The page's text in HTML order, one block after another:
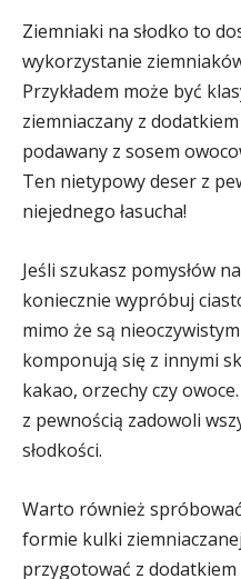
Ziemniaki na słodko to
wykorzystanie
Przykładem może być
ziemniaczany z
podawany z sosem
Ten nietypowy deser z
niejednego łasucha!
Jeśli szukasz pomysłów
koniecznie wypróbuj
mimo że są
komponują się z innymi
kakao, orzechy czy
z pewnością zadowoli
słodkości.
Warto również
formie kulki
przygotować z